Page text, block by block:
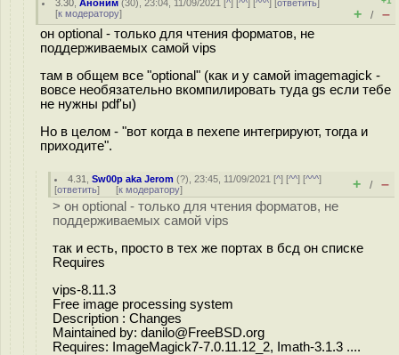
3.30 ,Аноним (30), 23:04, 11/09/2021 [^] [^^] [^^^] [ответить]
[к модератору] + / –
он optional - только для чтения форматов, не
поддерживаемых самой vips
там в общем все "optional" (как и у самой imagemagick -
вовсе необязательно вкомпилировать туда gs если тебе
не нужны pdf'ы)
Но в целом - "вот когда в пехепе интегрируют, тогда и
приходите".
4.31 ,Sw00p aka Jerom (?), 23:45, 11/09/2021 [^] [^^] [^^^]
[ответить] [к модератору] + / –
> он optional - только для чтения форматов, не
поддерживаемых самой vips
так и есть, просто в тех же портах в бсд он списке
Requires
vips-8.11.3
Free image processing system
Description : Changes
Maintained by: danilo@FreeBSD.org
Requires: ImageMagick7-7.0.11.12_2, Imath-3.1.3 ....